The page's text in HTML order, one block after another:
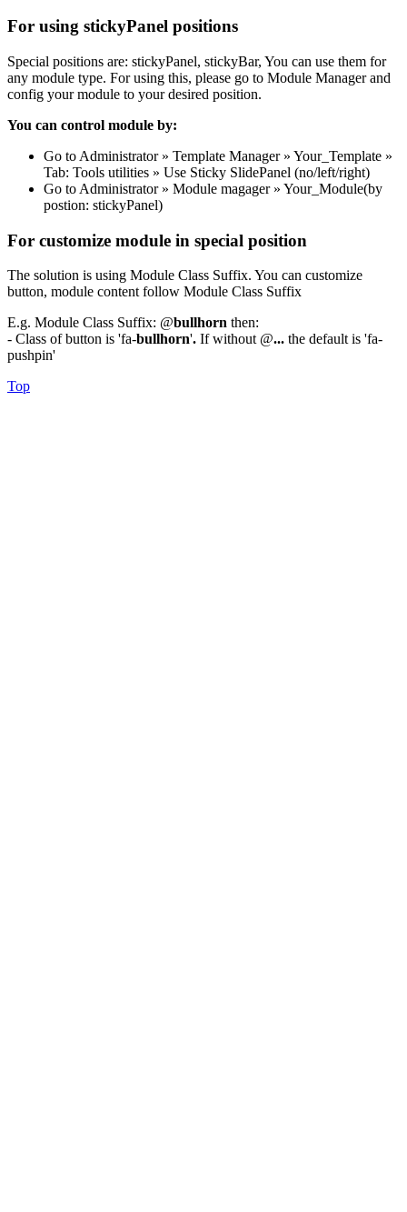
For using stickyPanel positions
Special positions are: stickyPanel, stickyBar, You can use them for
any module type. For using this, please go to Module Manager and
config your module to your desired position.
You can control module by:
Go to Administrator » Template Manager » Your_Template »
Tab: Tools utilities » Use Sticky SlidePanel (no/left/right)
Go to Administrator » Module magager » Your_Module(by
postion: stickyPanel)
For customize module in special position
The solution is using Module Class Suffix. You can customize
button, module content follow Module Class Suffix
E.g. Module Class Suffix: @bullhorn then:
- Class of button is 'fa-bullhorn'. If without @... the default is 'fa-
pushpin'
Top